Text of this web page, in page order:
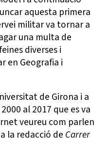
aquesta primera
militar va tornar a
una multa de
diverses i
en Geografia i
de Girona i a
al 2017 que es va
veureu com parlen
la redacció de Carrer